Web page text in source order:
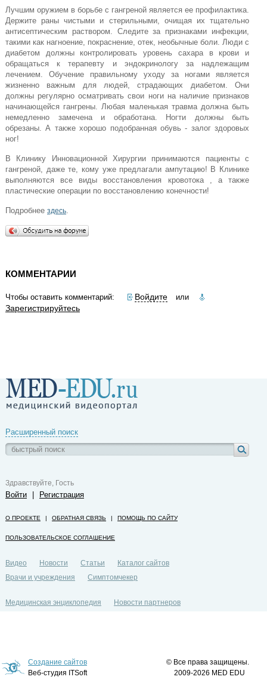
Лучшим оружием в борьбе с гангреной является ее профилактика.
Держите раны чистыми и стерильными, очищая их тщательно
антисептическим раствором. Следите за признаками инфекции,
такими как нагноение, покраснение, отек, необычные боли. Люди с
диабетом должны контролировать уровень сахара в крови и
обращаться к терапевту и эндокринологу за надлежащим
лечением. Обучение правильному уходу за ногами является
жизненно важным для людей, страдающих диабетом. Они
должны регулярно осматривать свои ноги на наличие признаков
начинающейся гангрены. Любая маленькая травма должна быть
немедленно замечена и обработана. Ногти должны быть
обрезаны. А также хорошо подобранная обувь - залог здоровых
ног!
В Клинику Инновационной Хирургии принимаются пациенты с
гангреной, даже те, кому уже предлагали ампутацию! В Клинике
выполняются все виды восстановления кровотока , а также
пластические операции по восстановлению конечности!
Подробнее здесь.
КОММЕНТАРИИ
Чтобы оставить комментарий: Войдите или
Зарегистрируйтесь
Расширенный поиск
Здравствуйте, Гость
Войти Регистрация
О ПРОЕКТЕ | ОБРАТНАЯ СВЯЗЬ | ПОМОЩЬ ПО САЙТУ
ПОЛЬЗОВАТЕЛЬСКОЕ СОГЛАШЕНИЕ
Видео Новости Статьи
Каталог сайтов
Врачи и учреждения
Симптомчекер
Медицинская энциклопедия
Новости партнеров
Создание сайтов
Веб-студия ITSoft
© Все права защищены.
2009-2026 MED EDU